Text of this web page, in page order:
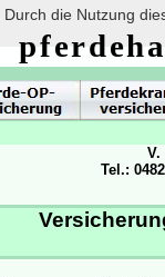
die Nutzung
V.
Tel.: